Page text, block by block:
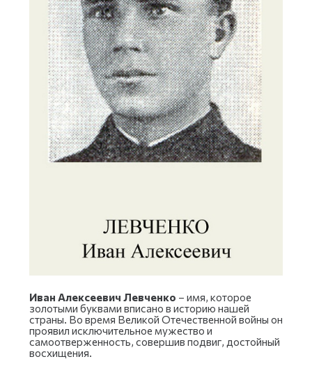
Иван Алексеевич Левченко – имя, которое
золотыми буквами вписано в историю нашей
страны. Во время Великой Отечественной войны он
проявил исключительное мужество и
самоотверженность, совершив подвиг, достойный
восхищения.